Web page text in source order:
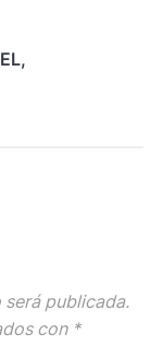
publicada.
con *